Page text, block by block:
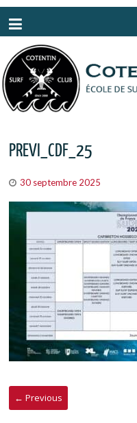
PREVI_CDF_25
30 septembre 2025
← Previous
Panneau de gestion des cookies